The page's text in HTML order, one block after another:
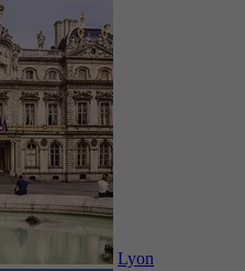
Lyon